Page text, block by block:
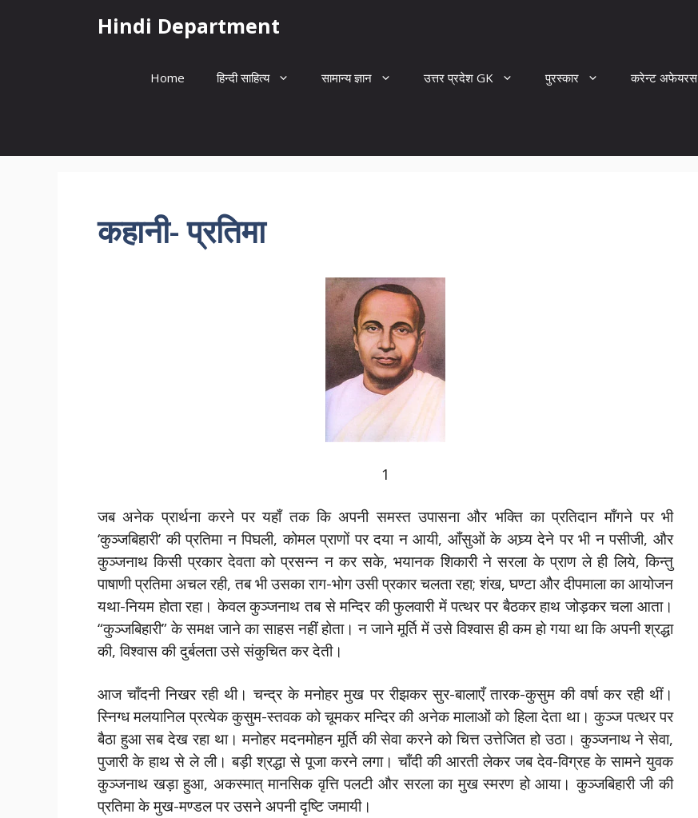
Hindi Department
Home हिन्दी साहित्य सामान्य ज्ञान उत्तर प्रदेश GK पुरस्कार करेन्ट अफेयरस
कहानी- प्रतिमा
1
जब अनेक प्रार्थना करने पर यहाँ तक कि अपनी समस्त उपासना और भक्ति का प्रतिदान माँगने पर भी
‘कुञ्जबिहारी’ की प्रतिमा न पिघली, कोमल प्राणों पर दया न आयी, आँसुओं के अघ्र्य देने पर भी न पसीजी, और
कुञ्जनाथ किसी प्रकार देवता को प्रसन्न न कर सके, भयानक शिकारी ने सरला के प्राण ले ही लिये, किन्तु
पाषाणी प्रतिमा अचल रही, तब भी उसका राग-भोग उसी प्रकार चलता रहा; शंख, घण्टा और दीपमाला का आयोजन
यथा-नियम होता रहा। केवल कुञ्जनाथ तब से मन्दिर की फुलवारी में पत्थर पर बैठकर हाथ जोड़कर चला आता।
“कुञ्जबिहारी” के समक्ष जाने का साहस नहीं होता। न जाने मूर्ति में उसे विश्वास ही कम हो गया था कि अपनी श्रद्धा
की, विश्वास की दुर्बलता उसे संकुचित कर देती।
आज चाँदनी निखर रही थी। चन्द्र के मनोहर मुख पर रीझकर सुर-बालाएँ तारक-कुसुम की वर्षा कर रही थीं।
स्निग्ध मलयानिल प्रत्येक कुसुम-स्तवक को चूमकर मन्दिर की अनेक मालाओं को हिला देता था। कुञ्ज पत्थर पर
बैठा हुआ सब देख रहा था। मनोहर मदनमोहन मूर्ति की सेवा करने को चित्त उत्तेजित हो उठा। कुञ्जनाथ ने सेवा,
पुजारी के हाथ से ले ली। बड़ी श्रद्धा से पूजा करने लगा। चाँदी की आरती लेकर जब देव-विग्रह के सामने युवक
कुञ्जनाथ खड़ा हुआ, अकस्मात् मानसिक वृत्ति पलटी और सरला का मुख स्मरण हो आया। कुञ्जबिहारी जी की
प्रतिमा के मुख-मण्डल पर उसने अपनी दृष्टि जमायी।